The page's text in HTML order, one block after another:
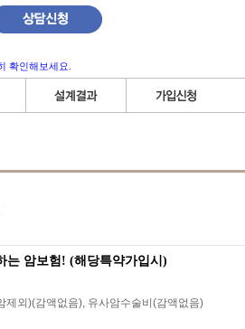
확인해보세요.
는 암보험! (해당특약가입시)
외)(감액없음), 유사암수술비(감액없음)